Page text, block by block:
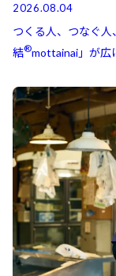
2026.08.04
つくる人、つなぐ
結⁠⁠®mottainai」が広